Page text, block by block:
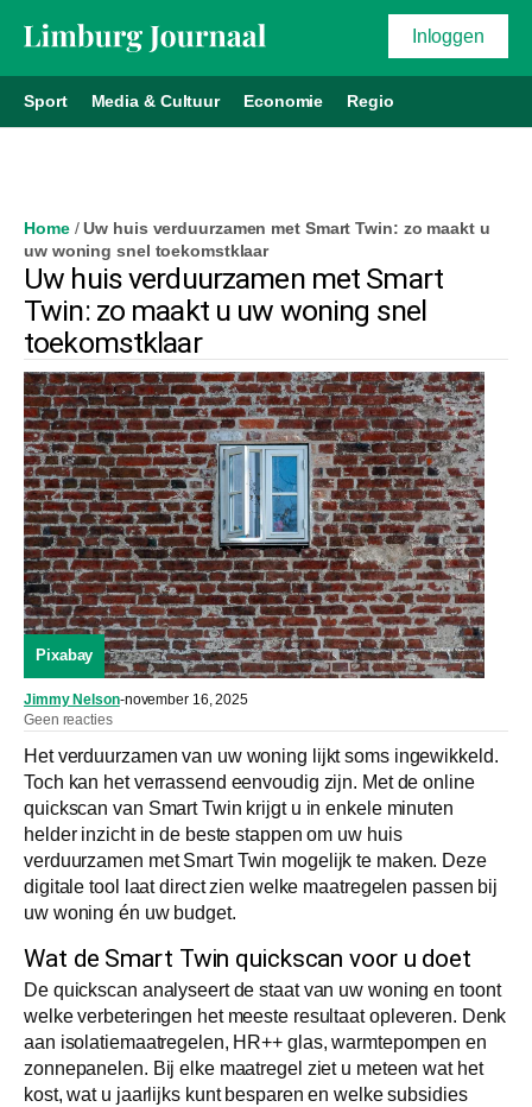
Inloggen
Sport Media & Cultuur Economie Regio
Home/Uw huis verduurzamen met Smart Twin: zo maakt u
uw woning snel toekomstklaar
Uw huis verduurzamen met Smart
Twin: zo maakt u uw woning snel
toekomstklaar
Pixabay
Jimmy Nelson-november 16, 2025
Geen reacties
Het verduurzamen van uw woning lijkt soms ingewikkeld.
Toch kan het verrassend eenvoudig zijn. Met de online
quickscan van Smart Twin krijgt u in enkele minuten
helder inzicht in de beste stappen om uw huis
verduurzamen met Smart Twin mogelijk te maken. Deze
digitale tool laat direct zien welke maatregelen passen bij
uw woning én uw budget.
Wat de Smart Twin quickscan voor u doet
De quickscan analyseert de staat van uw woning en toont
welke verbeteringen het meeste resultaat opleveren. Denk
aan isolatiemaatregelen, HR++ glas, warmtepompen en
zonnepanelen. Bij elke maatregel ziet u meteen wat het
kost, wat u jaarlijks kunt besparen en welke subsidies